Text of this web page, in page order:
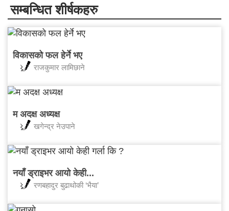
सम्बन्धित शीर्षकहरु
विकासको फल हेर्ने भए
राजकुमार लामिछाने
म अदक्ष अध्यक्ष
खगेन्द्र नेउपाने
नयाँ ड्राइभर आयो केही...
रणबहादुर बुढाथोकी ‘भैया’